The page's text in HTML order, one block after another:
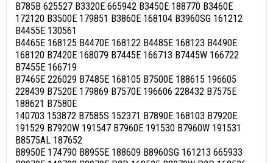
B785B 625527 B3320E 665942 B3450E 188770 B3460E
172120 B3500E 179851 B3860E 168104 B3960SG 161212
B4455E 130561
B4465E 168125 B4470E 168122 B4485E 168123 B4490E
168120 B7420E 168079 B7445E 166713 B7445W 166722
B7455E 166719
B7465E 226029 B7485E 168105 B7500E 188615 196605
228439 B7520E 179869 B7570E 196606 228432 B7575E
188621 B7580E
140703 153872 B7585S 152371 B7890E 168103 B7920E
191529 B7920W 191547 B7960E 191530 B7960W 191531
B8575AL 187652
B8950E 174790 B8955E 188609 B8960SG 161213 665933